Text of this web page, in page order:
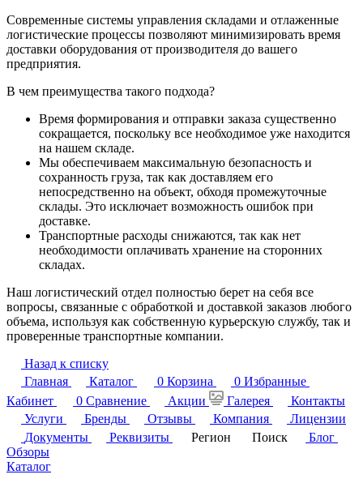
Современные системы управления складами и отлаженные
логистические процессы позволяют минимизировать время
доставки оборудования от производителя до вашего
предприятия.
В чем преимущества такого подхода?
Время формирования и отправки заказа существенно
сокращается, поскольку все необходимое уже находится
на нашем складе.
Мы обеспечиваем максимальную безопасность и
сохранность груза, так как доставляем его
непосредственно на объект, обходя промежуточные
склады. Это исключает возможность ошибок при
доставке.
Транспортные расходы снижаются, так как нет
необходимости оплачивать хранение на сторонних
складах.
Наш логистический отдел полностью берет на себя все
вопросы, связанные с обработкой и доставкой заказов любого
объема, используя как собственную курьерскую службу, так и
проверенные транспортные компании.
Назад к списку
Главная
Каталог 0 Корзина 0 Избранные
Кабинет
0 Сравнение Акции Галерея
Контакты
Услуги
Бренды Отзывы Компания
Лицензии
Документы
Реквизиты Регион Поиск
Блог
Обзоры
Каталог